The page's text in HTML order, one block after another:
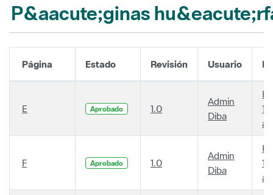
P&aacute;ginas
Página Estado Revisión Usuario
E Aprobado 1.0
Admin
Diba
14
F Aprobado 1.0
Admin
Diba
14